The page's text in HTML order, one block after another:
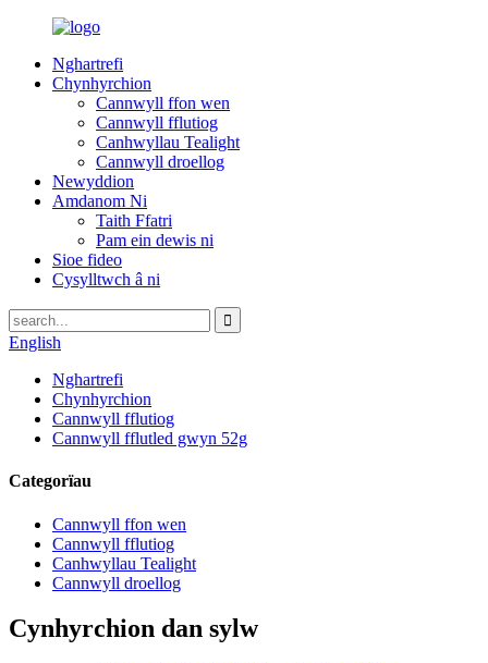
Nghartrefi
Chynhyrchion
Cannwyll ffon wen
Cannwyll fflutiog
Canhwyllau Tealight
Cannwyll droellog
Newyddion
Amdanom Ni
Taith Ffatri
Pam ein dewis ni
Sioe fideo
Cysylltwch â ni
English
Nghartrefi
Chynhyrchion
Cannwyll fflutiog
Cannwyll fflutled gwyn 52g
Categorïau
Cannwyll ffon wen
Cannwyll fflutiog
Canhwyllau Tealight
Cannwyll droellog
Cynhyrchion dan sylw